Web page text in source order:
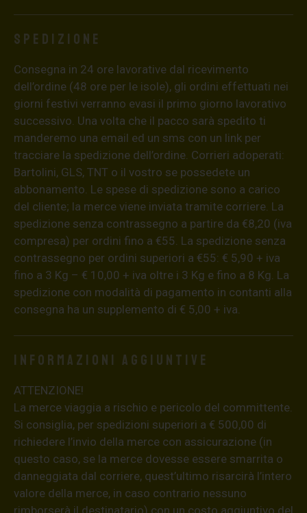
Spedizione
Consegna in 24 ore lavorative dal ricevimento
dell’ordine (48 ore per le isole), gli ordini effettuati nei
giorni festivi verranno evasi il primo giorno lavorativo
successivo. Una volta che il pacco sarà spedito ti
manderemo una email ed un sms con un link per
tracciare la spedizione dell’ordine. Corrieri adoperati:
Bartolini, GLS, TNT o il vostro se possedete un
abbonamento. Le spese di spedizione sono a carico
del cliente; la merce viene inviata tramite corriere. La
spedizione senza contrassegno a partire da €8,20 (iva
compresa) per ordini fino a €55. La spedizione senza
contrassegno per ordini superiori a €55: € 5,90 + iva
fino a 3 Kg – € 10,00 + iva oltre i 3 Kg e fino a 8 Kg. La
spedizione con modalità di pagamento in contanti alla
consegna ha un supplemento di € 5,00 + iva.
Informazioni aggiuntive
ATTENZIONE!
La merce viaggia a rischio e pericolo del committente.
Si consiglia, per spedizioni superiori a € 500,00 di
richiedere l’invio della merce con assicurazione (in
questo caso, se la merce dovesse essere smarrita o
danneggiata dal corriere, quest’ultimo risarcirà l’intero
valore della merce, in caso contrario nessuno
rimborserà il destinatario) con un costo aggiuntivo del